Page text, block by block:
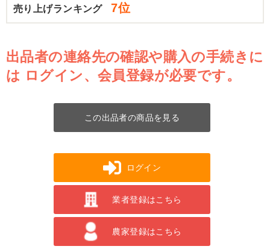
売り上げランキング 7位
出品者の連絡先の確認や購入の手続きに
は ログイン、会員登録が必要です。
この出品者の商品を見る
ログイン
業者登録はこちら
農家登録はこちら